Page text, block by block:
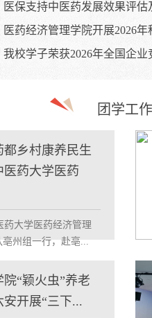
医保支持中医药发展效果评估
医药经济管理学院开展2026年
我校学子荣获2026年全国企业
团学工作
乡村康养民生
药大学医药
药大学医药经济管理
亳州组一行，赴亳...
“颖火虫”养老
开展“三下...